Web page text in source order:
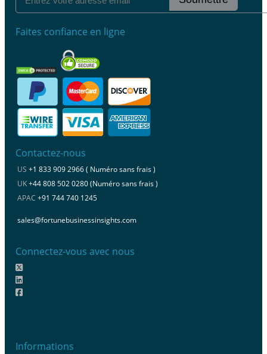
Faites confiance en ligne
Contactez-nous
US +1 833 909 2966 ( Numéro sans frais )
UK+44 808 502 0280 (Numéro sans frais )
APAC +91 744 740 1245
sales@fortunebusinessinsights.com
Connectez-vous avec nous
Informations